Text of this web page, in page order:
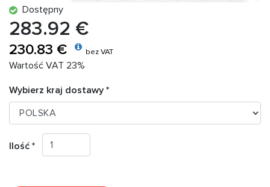
Dostępny
283.92 €
230.83 € bez VAT
Wartość VAT 23%
Wybierz kraj dostawy *
Ilość *